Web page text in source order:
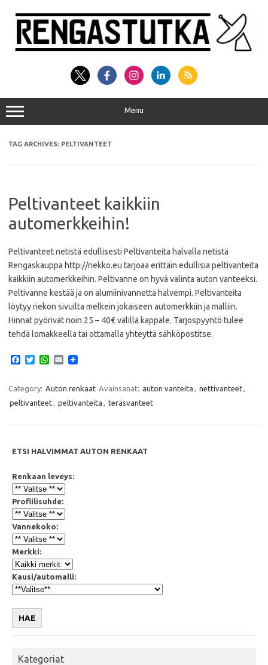
content
Menu
TAG ARCHIVES: PELTIVANTEET
Peltivanteet kaikkiin
automerkkeihin!
Peltivanteet netistä edullisesti Peltivanteita halvalla netistä
Rengaskauppa http://riekko.eu tarjoaa erittäin edullisia peltivanteita
kaikkiin automerkkeihin. Peltivanne on hyvä valinta auton vanteeksi.
Peltivanne kestää ja on alumiinivannetta halvempi. Peltivanteita
löytyy riekon sivuilta melkein jokaiseen automerkkiin ja malliin.
Hinnat pyörivät noin 25 – 40€ välillä kappale. Tarjospyyntö tulee
tehdä lomakkeella tai ottamalla yhteyttä sähköpostitse.
e
b
o
T
t
t
e
W
t
s
A
E
i
Category: Auton renkaat Avainsanat: auton vanteita nettivanteet
peltivanteet
peltivanteita teräsvanteet
ETSI HALVIMMAT AUTON RENKAAT
Renkaan leveys:
Profiilisuhde:
Vannekoko:
Merkki:
Kausi/automalli:
HAE
Kategoriat